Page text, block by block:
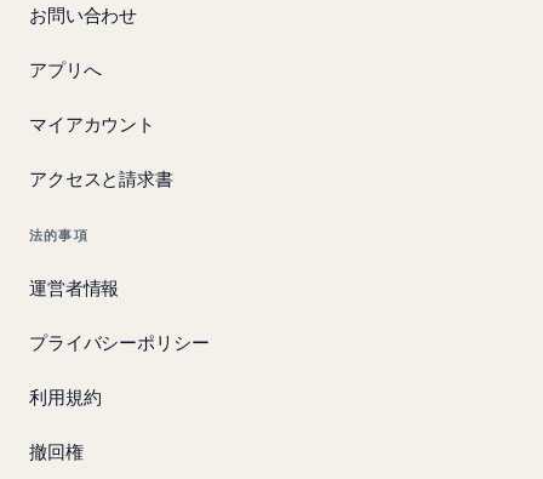
お問い合わせ
アプリへ
マイアカウント
アクセスと請求書
法的事項
運営者情報
プライバシーポリシー
利用規約
撤回権